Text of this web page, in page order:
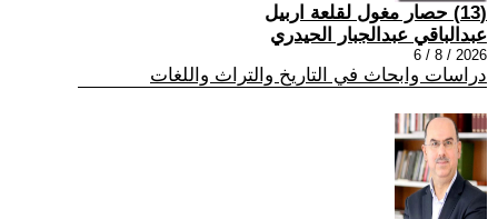
(13) حصار مغول لقلعة اربيل
عبدالباقي عبدالجبار الحيدري
2026 / 8 / 6
دراسات وابحاث في التاريخ والتراث واللغات